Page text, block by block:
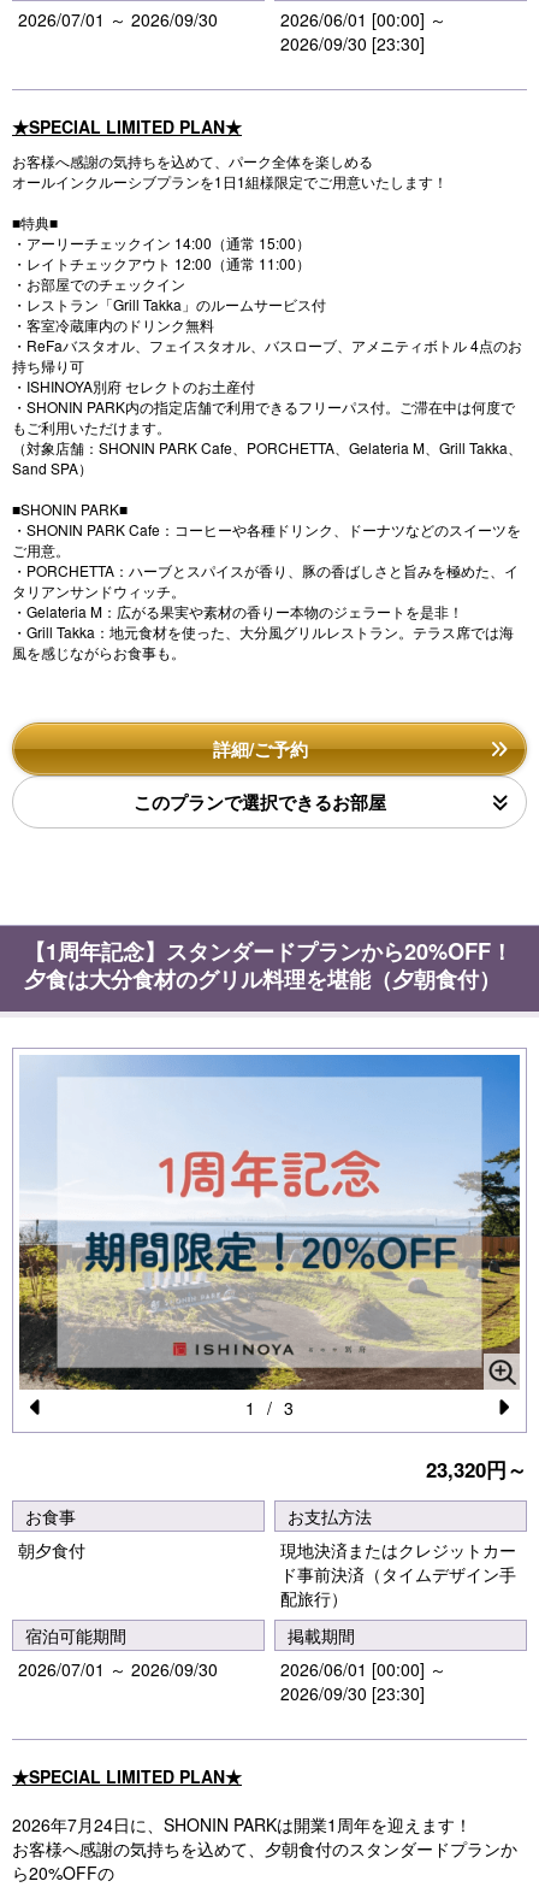
2026/07/01 ～ 2026/09/30
2026/06/01 [00:00] ～
2026/09/30 [23:30]
★SPECIAL LIMITED PLAN★
お客様へ感謝の気持ちを込めて、パーク全体を楽しめる
オールインクルーシブプランを1日1組様限定でご用意いたします！
■特典■
・アーリーチェックイン 14:00（通常 15:00）
・レイトチェックアウト 12:00（通常 11:00）
・お部屋でのチェックイン
・レストラン「Grill Takka」のルームサービス付
・客室冷蔵庫内のドリンク無料
・ReFaバスタオル、フェイスタオル、バスローブ、アメニティボトル 4点のお
持ち帰り可
・ISHINOYA別府 セレクトのお土産付
・SHONIN PARK内の指定店舗で利用できるフリーパス付。ご滞在中は何度で
もご利用いただけます。
（対象店舗：SHONIN PARK Cafe、PORCHETTA、Gelateria M、Grill Takka、
Sand SPA）
■SHONIN PARK■
・SHONIN PARK Cafe：コーヒーや各種ドリンク、ドーナツなどのスイーツを
ご用意。
・PORCHETTA：ハーブとスパイスが香り、豚の香ばしさと旨みを極めた、イ
タリアンサンドウィッチ。
・Gelateria M：広がる果実や素材の香りー本物のジェラートを是非！
・Grill Takka：地元食材を使った、大分風グリルレストラン。テラス席では海
風を感じながらお食事も。
詳細/ご予約
このプランで選択できるお部屋
【1周年記念】スタンダードプランから20%OFF！
夕食は大分食材のグリル料理を堪能（夕朝食付）
Pr
vi
o
s
N
e
xt
1 / 3
23,320円～
お食事
朝夕食付
お支払方法
現地決済またはクレジットカー
ド事前決済（タイムデザイン手
配旅行）
宿泊可能期間
2026/07/01 ～ 2026/09/30
掲載期間
2026/06/01 [00:00] ～
2026/09/30 [23:30]
★SPECIAL LIMITED PLAN★
2026年7月24日に、SHONIN PARKは開業1周年を迎えます！
お客様へ感謝の気持ちを込めて、夕朝食付のスタンダードプランか
ら20%OFFの